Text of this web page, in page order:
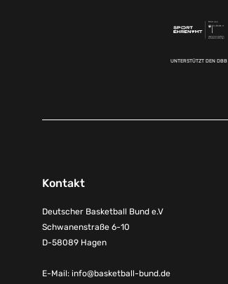
UNTERSTÜTZT DEN DBB
Kontakt
Deutscher Basketball Bund e.V
Schwanenstraße 6-10
D-58089 Hagen
E-Mail: info@basketball-bund.de